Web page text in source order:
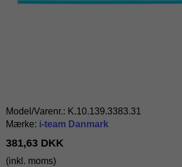
Model/Varenr.: K.10.139.3383.31
Mærke: i-team Danmark
381,63 DKK
(inkl. moms)